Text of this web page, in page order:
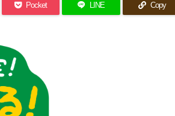
Pocket LINE Copy